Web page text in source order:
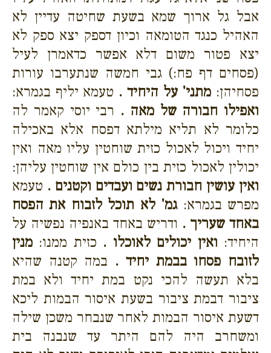
אבל גל ארוך שמא בשעת שחיטה עדיין לא
האהיל כנגד הטומאה וכיון דספק יצא ספק לא
יצא פטור משום דלא אפשר כדאמרן לעיל
(פסחים דף פח:) גבי חמשה שנתערבו עורות
פסחיהן: מתני' על היחיד . טעמא יליף בגמרא:
ואפילו חבורה של מאה . רבי יוסי קאמר לה
כלומר לא תליא מילתא דפסח אלא באכילה
יחיד ויכול לאכול כזית שוחטין עליו מאה ואין
יכולין לאכול כזית בין כולם אין שוחטין עליהן:
ואין עושין חבורת נשים ועבדים וקטנים . טעמא
מפרש בגמרא:גמ' לא תוכל לזבוח את הפסח
באחד שעריך . ודריש באחד באנפיה נפשיה על
היחיד: ואין יכולים לאוכלו . כזית ממנו: מנין
לזובח פסחו בבמת יחיד . במה קטנה שהיא
בלא תעשה להכי נקט במת יחיד ולא במת
ציבור דבמת ציבור בשעת איסור הבמות ליכא
דשעת איסור הבמות לאחר שנבחר משכן שילה
ומשחרב היה להם היתר עד שנבנה בית